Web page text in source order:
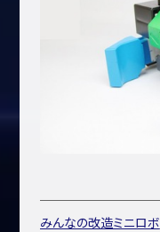
みんなの改造ミニロボ